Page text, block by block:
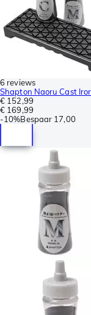
6 reviews
Shapton Naoru Cast
€ 152,99
€ 169,99
-10%Bespaar 17,00